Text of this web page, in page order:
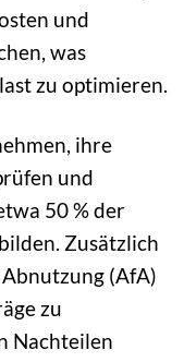
und
was
zu optimieren.
ihre
und
50 % der
Zusätzlich
(AfA)
zu
Nachteilen